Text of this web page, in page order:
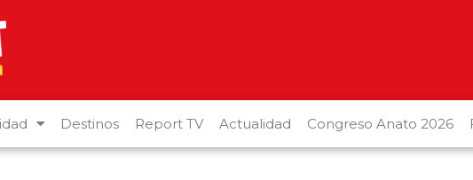
Destinos Report TV Actualidad Congreso Anato 2026